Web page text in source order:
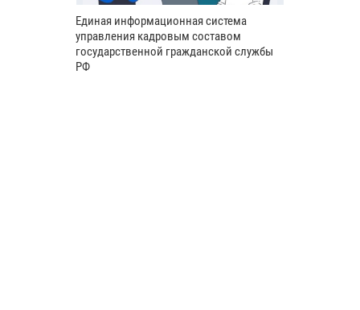
Единая информационная система
управления кадровым составом
государственной гражданской службы
РФ